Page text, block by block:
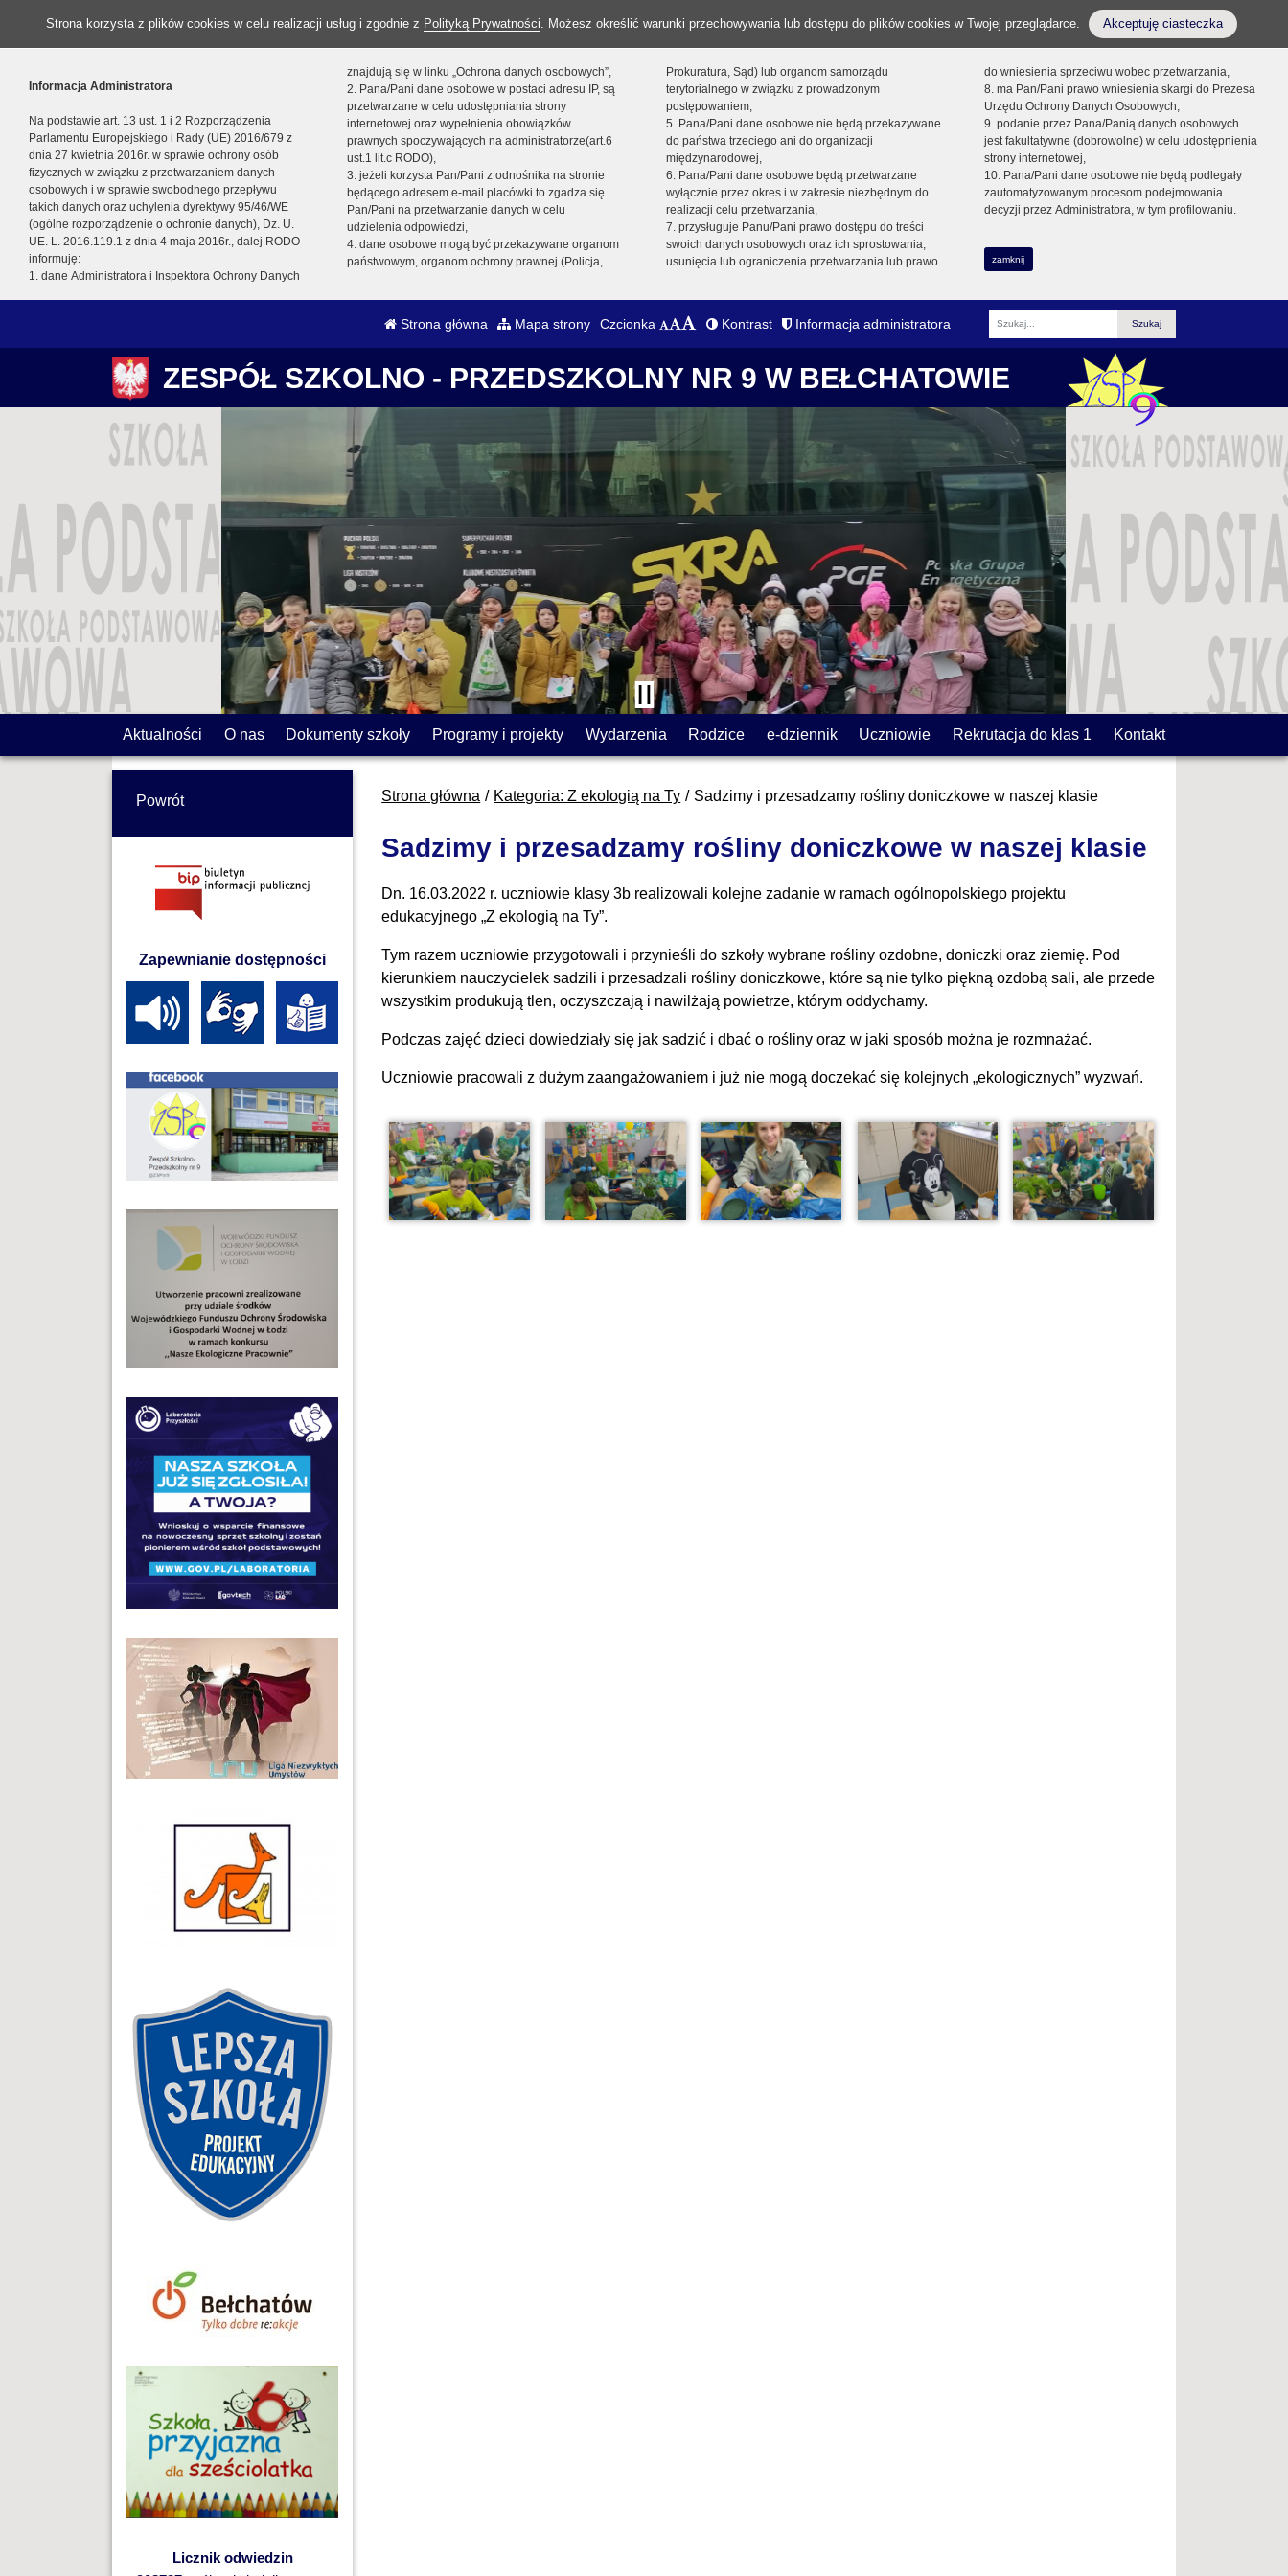
Strona korzysta z plików cookies w celu realizacji usług i zgodnie z Polityką Prywatności. Możesz określić warunki przechowywania lub dostępu do plików cookies w Twojej przeglądarce. Akceptuję ciasteczka
Informacja Administratora
Na podstawie art. 13 ust. 1 i 2 Rozporządzenia
Parlamentu Europejskiego i Rady (UE) 2016/679 z
dnia 27 kwietnia 2016r. w sprawie ochrony osób
fizycznych w związku z przetwarzaniem danych
osobowych i w sprawie swobodnego przepływu
takich danych oraz uchylenia dyrektywy 95/46/WE
(ogólne rozporządzenie o ochronie danych), Dz. U.
UE. L. 2016.119.1 z dnia 4 maja 2016r., dalej RODO
informuję:
1. dane Administratora i Inspektora Ochrony Danych
znajdują się w linku „Ochrona danych osobowych”,
2. Pana/Pani dane osobowe w postaci adresu IP, są
przetwarzane w celu udostępniania strony
internetowej oraz wypełnienia obowiązków
prawnych spoczywających na administratorze(art.6
ust.1 lit.c RODO),
3. jeżeli korzysta Pan/Pani z odnośnika na stronie
będącego adresem e-mail placówki to zgadza się
Pan/Pani na przetwarzanie danych w celu
udzielenia odpowiedzi,
4. dane osobowe mogą być przekazywane organom
państwowym, organom ochrony prawnej (Policja,
Prokuratura, Sąd) lub organom samorządu
terytorialnego w związku z prowadzonym
postępowaniem,
5. Pana/Pani dane osobowe nie będą przekazywane
do państwa trzeciego ani do organizacji
międzynarodowej,
6. Pana/Pani dane osobowe będą przetwarzane
wyłącznie przez okres i w zakresie niezbędnym do
realizacji celu przetwarzania,
7. przysługuje Panu/Pani prawo dostępu do treści
swoich danych osobowych oraz ich sprostowania,
usunięcia lub ograniczenia przetwarzania lub prawo
do wniesienia sprzeciwu wobec przetwarzania,
8. ma Pan/Pani prawo wniesienia skargi do Prezesa
Urzędu Ochrony Danych Osobowych,
9. podanie przez Pana/Panią danych osobowych
jest fakultatywne (dobrowolne) w celu udostępnienia
strony internetowej,
10. Pana/Pani dane osobowe nie będą podlegały
zautomatyzowanym procesom podejmowania
decyzji przez Administratora, w tym profilowaniu.
zamknij
Strona główna Mapa strony Czcionka Kontrast Informacja administratora
Fraza
ZESPÓŁ SZKOLNO - PRZEDSZKOLNY NR 9 W BEŁCHATOWIE
Aktualności O nas Dokumenty szkoły Programy i projekty Wydarzenia Rodzice e-dziennik Uczniowie Rekrutacja do klas 1 Kontakt
Strona główna Kategoria: Z ekologią na Ty Sadzimy i przesadzamy rośliny doniczkowe w naszej klasie
Sadzimy i przesadzamy rośliny doniczkowe w naszej klasie
Dn. 16.03.2022 r. uczniowie klasy 3b realizowali kolejne zadanie w ramach ogólnopolskiego projektu
edukacyjnego „Z ekologią na Ty”.
Tym razem uczniowie przygotowali i przynieśli do szkoły wybrane rośliny ozdobne, doniczki oraz ziemię. Pod
kierunkiem nauczycielek sadzili i przesadzali rośliny doniczkowe, które są nie tylko piękną ozdobą sali, ale przede
wszystkim produkują tlen, oczyszczają i nawilżają powietrze, którym oddychamy.
Podczas zajęć dzieci dowiedziały się jak sadzić i dbać o rośliny oraz w jaki sposób można je rozmnażać.
Uczniowie pracowali z dużym zaangażowaniem i już nie mogą doczekać się kolejnych „ekologicznych” wyzwań.
Powrót
Zapewnianie dostępności
Licznik odwiedzin